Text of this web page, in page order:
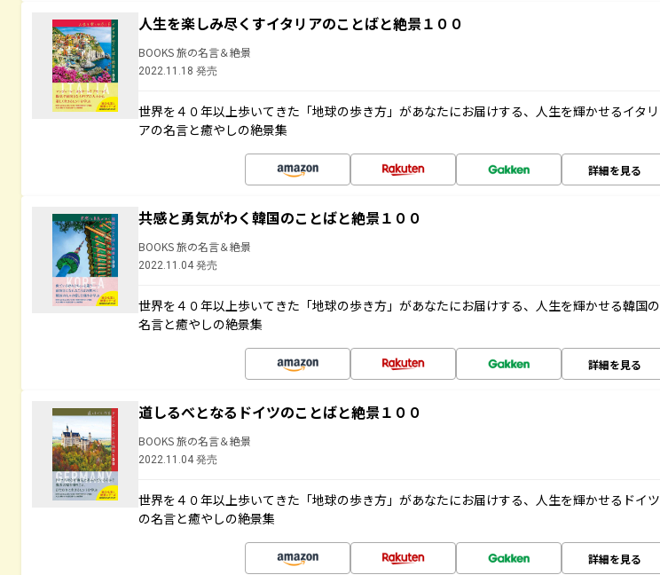
人生を楽しみ尽くすイタリアのことばと絶景１００
BOOKS 旅の名言＆絶景
2022.11.18 発売
世界を４０年以上歩いてきた「地球の歩き方」があなたにお届けする、人生を輝かせるイタリ
アの名言と癒やしの絶景集
詳細を見る
共感と勇気がわく韓国のことばと絶景１００
BOOKS 旅の名言＆絶景
2022.11.04 発売
世界を４０年以上歩いてきた「地球の歩き方」があなたにお届けする、人生を輝かせる韓国の
名言と癒やしの絶景集
詳細を見る
道しるべとなるドイツのことばと絶景１００
BOOKS 旅の名言＆絶景
2022.11.04 発売
世界を４０年以上歩いてきた「地球の歩き方」があなたにお届けする、人生を輝かせるドイツ
の名言と癒やしの絶景集
詳細を見る